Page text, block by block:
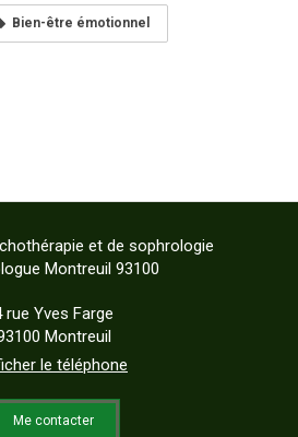
Bien-être émotionnel
et de sophrologie
Montreuil 93100
rue Yves Farge
Montreuil
le téléphone
Me contacter